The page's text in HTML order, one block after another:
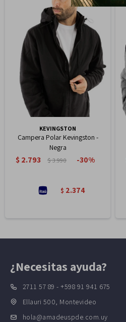
KEVINGSTON
Campera Polar Kevingston -
Negra
$2.793 $3.990 30
$ 2.374
¿Necesitas ayuda?
2711 57 89 - +598 91 941 675
Ellauri 500, Montevideo
hola@amadeuspde.com.uy